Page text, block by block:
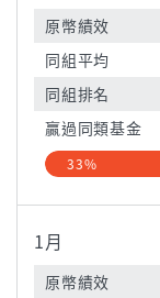
原幣績效
同組平均
同組排名
贏過同類基金
33%
1月
原幣績效